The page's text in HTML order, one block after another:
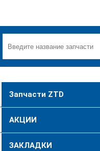
Запчасти ZTD
АКЦИИ
ЗАКЛАДКИ